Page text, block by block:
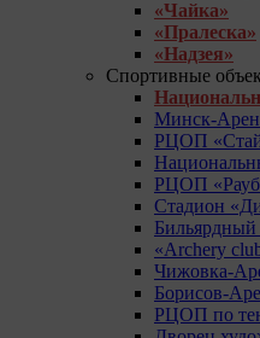
«Чайка»
«Пралеска»
«Надзея»
Спортивные
Минск-
РЦОП
РЦОП
Стадион
Бильярдный
«Archery
Чижовка-
Борисов-
РЦОП по